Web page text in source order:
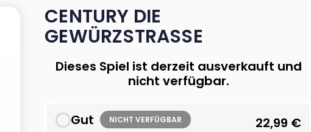
CENTURY DIE
GEWÜRZSTRASSE
Dieses Spiel ist derzeit ausverkauft und
nicht verfügbar.
Gut NICHT VERFÜGBAR 22,99 €